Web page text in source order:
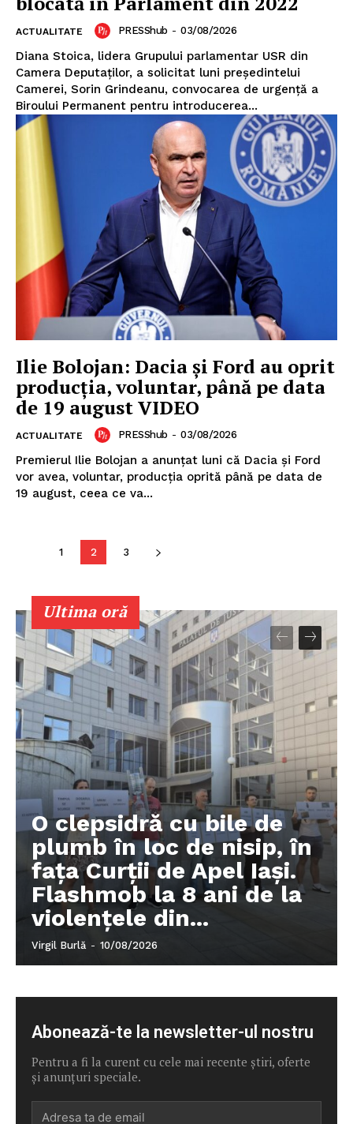
Un proiect
FREEDOM HOUSE ROMÂNIA
PRESShub
Despre noi / Echipa
Proiecte editoriale
Contact
ACTUALITATE PRESShub - 03/08/2026
Diana Stoica, lidera Grupului parlamentar USR din
Camera Deputaților, a solicitat luni președintelui
Camerei, Sorin Grindeanu, convocarea de urgență a
Biroului Permanent pentru introducerea...
Ilie Bolojan: Dacia și Ford au oprit
producția, voluntar, până pe data
de 19 august VIDEO
ACTUALITATE PRESShub - 03/08/2026
Premierul Ilie Bolojan a anunțat luni că Dacia și Ford
vor avea, voluntar, producția oprită până pe data de
19 august, ceea ce va...
1 2 3
Ultima oră
O clepsidră cu bile de
plumb în loc de nisip, în
fața Curții de Apel Iași.
Flashmob la 8 ani de la
violențele din...
Virgil Burlă - 10/08/2026
Abonează-te la newsletter-ul nostru
Pentru a fi la curent cu cele mai recente știri, oferte
și anunțuri speciale.